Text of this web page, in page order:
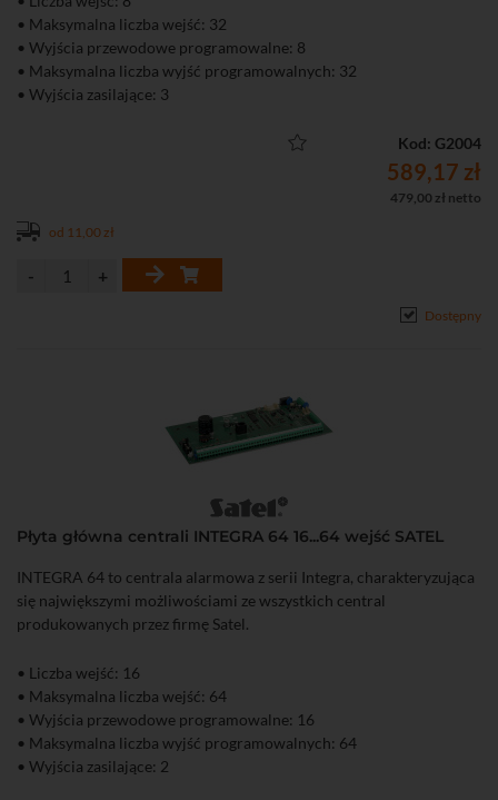
• Maksymalna liczba wejść: 32
• Wyjścia przewodowe programowalne: 8
• Maksymalna liczba wyjść programowalnych: 32
• Wyjścia zasilające: 3
• Napięcie zasilania: 18 V / AC
• Pobór prądu (płyta): max. 234 mA
• Parametry linii: NO, NC, EOL, 2EOL / NO, 2EOL / NC
Kod: G2004
589,17 zł
479,00 zł netto
od 11,00 zł
Dostępny
Płyta główna centrali INTEGRA 64 16...64 wejść SATEL
INTEGRA 64 to centrala alarmowa z serii Integra, charakteryzująca
się największymi możliwościami ze wszystkich central
produkowanych przez firmę Satel.
• Liczba wejść: 16
• Maksymalna liczba wejść: 64
• Wyjścia przewodowe programowalne: 16
• Maksymalna liczba wyjść programowalnych: 64
• Wyjścia zasilające: 2